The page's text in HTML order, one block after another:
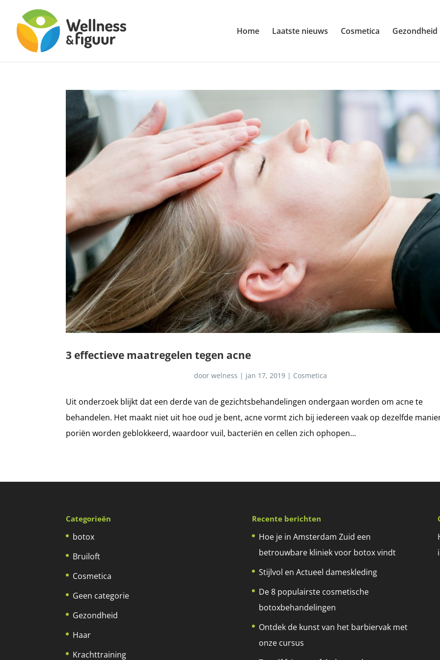
Home Laatste nieuws Cosmetica Gezondheid
3 effectieve maatregelen tegen acne
door welness | jan 17, 2019| Cosmetica
Uit onderzoek blijkt dat een derde van de gezichtsbehandelingen ondergaan worden om acne te
behandelen. Het maakt niet uit hoe oud je bent, acne vormt zich bij iedereen vaak op dezelfde
poriën worden geblokkeerd, waardoor vuil, bacteriën en cellen zich ophopen...
Categorieën
botox
Bruiloft
Cosmetica
Geen categorie
Gezondheid
Haar
Krachttraining
Recente berichten
Hoe je in Amsterdam Zuid een
betrouwbare kliniek voor botox vindt
Stijlvol en Actueel dameskleding
De 8 populairste cosmetische
botoxbehandelingen
Ontdek de kunst van het barbiervak met
onze cursus